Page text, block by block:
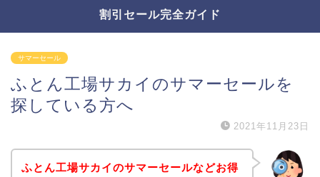
割引セール完全ガイド
サマーセール
ふとん工場サカイのサマーセールを
探している方へ
2021年11月23日
ふとん工場サカイのサマーセールなどお得